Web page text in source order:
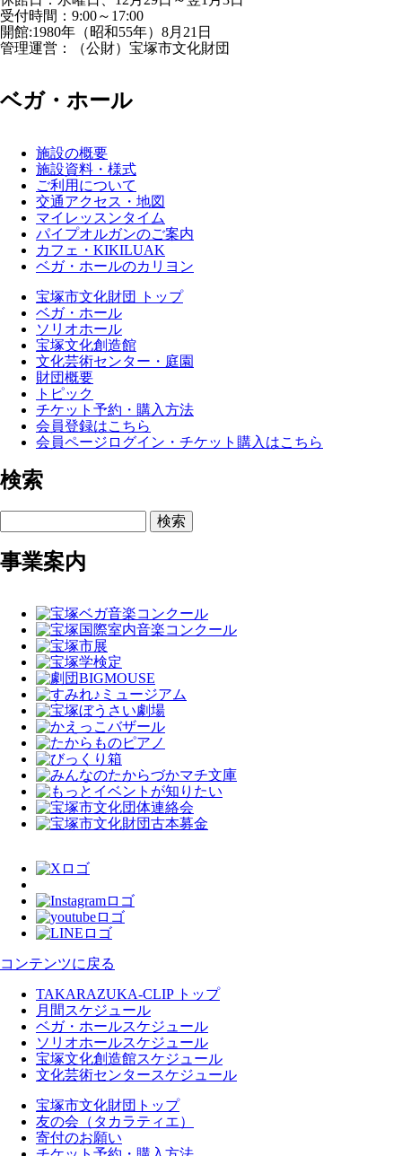
受付時間：9:00～17:00
開館:1980年（昭和55年）8月21日
管理運営：（公財）宝塚市文化財団
ベガ・ホール
施設の概要
施設資料・様式
ご利用について
交通アクセス・地図
マイレッスンタイム
パイプオルガンのご案内
カフェ・KIKILUAK
ベガ・ホールのカリヨン
宝塚市文化財団 トップ
ベガ・ホール
ソリオホール
宝塚文化創造館
文化芸術センター・庭園
財団概要
トピック
チケット予約・購入方法
会員登録はこちら
会員ページログイン・チケット購入はこちら
検索
検索
事業案内
コンテンツに戻る
TAKARAZUKA-CLIP トップ
月間スケジュール
ベガ・ホールスケジュール
ソリオホールスケジュール
宝塚文化創造館スケジュール
文化芸術センタースケジュール
宝塚市文化財団トップ
友の会（タカラティエ）
寄付のお願い